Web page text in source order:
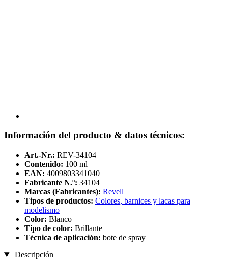
Información del producto & datos técnicos:
Art.-Nr.: REV-34104
Contenido: 100 ml
EAN: 4009803341040
Fabricante N.º: 34104
Marcas (Fabricantes): Revell
Tipos de productos: Colores, barnices y lacas para
modelismo
Color: Blanco
Tipo de color: Brillante
Técnica de aplicación: bote de spray
Descripción